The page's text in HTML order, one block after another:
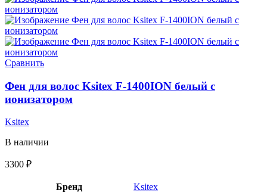
Сравнить
Фен для волос Ksitex F-1400ION белый с
ионизатором
Ksitex
В наличии
3300 ₽
Бренд Ksitex